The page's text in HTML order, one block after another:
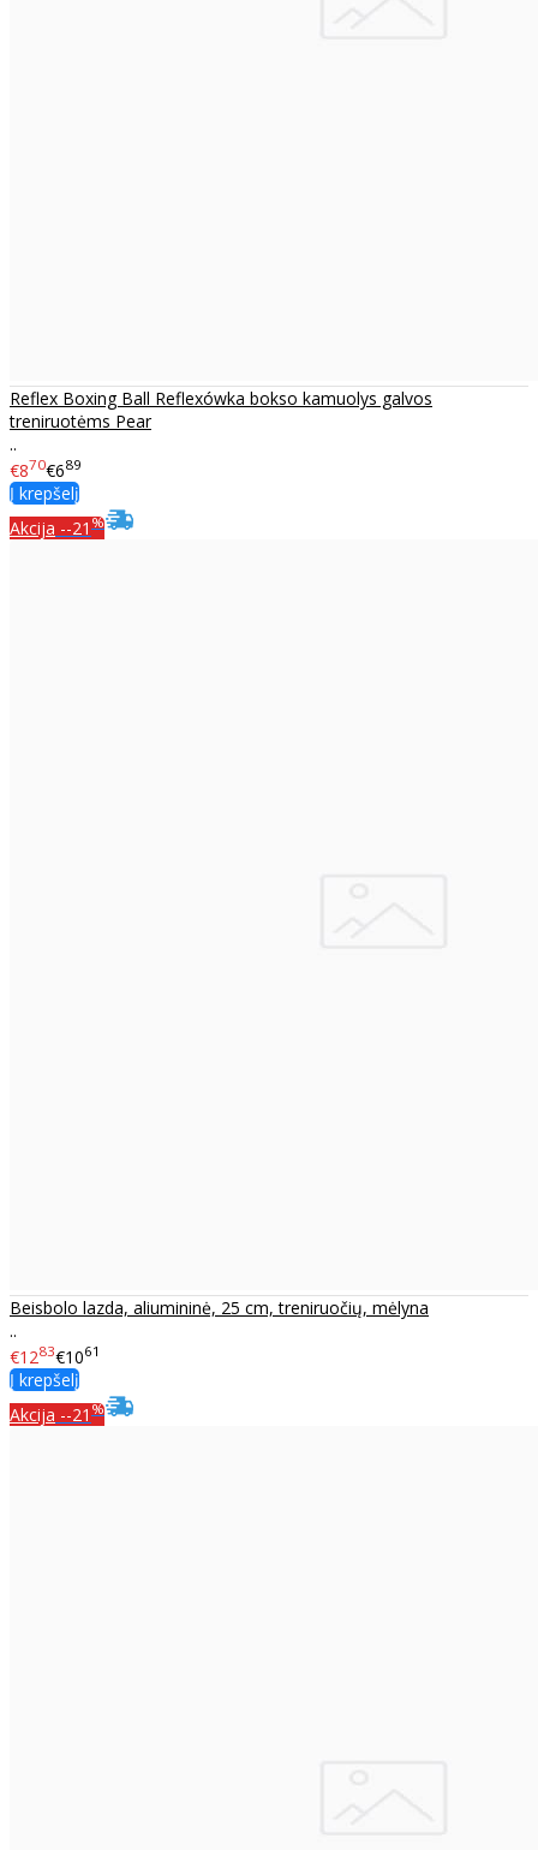
Reflex Boxing Ball Reflexówka bokso kamuolys galvos
treniruotėms Pear
..
€870€689
Į krepšelį
Akcija --21 %
Beisbolo lazda, aliumininė, 25 cm, treniruočių, mėlyna
..
€1283€1061
Į krepšelį
Akcija --21 %